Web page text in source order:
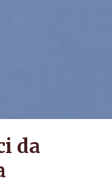
da